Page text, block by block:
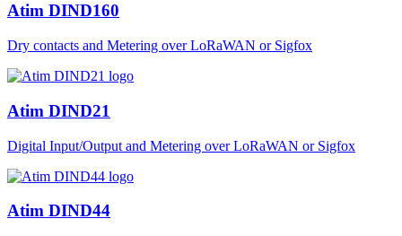
Atim DIND160
Dry contacts and Metering over LoRaWAN or Sigfox
Atim DIND21
Digital Input/Output and Metering over LoRaWAN or Sigfox
Atim DIND44